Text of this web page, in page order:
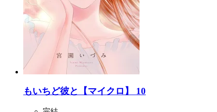
もいちど彼と【マイクロ】 10